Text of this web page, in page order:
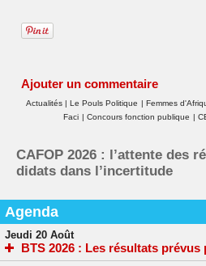
Ajouter un commentaire
Actualités | Le Pouls Politique | Femmes
Faci | Concours fonction publique |
CAFOP 2026 : l’attente des
didats dans l’incertitude
Agenda
Jeudi 20 Août
BTS 2026 : Les résultats prévus